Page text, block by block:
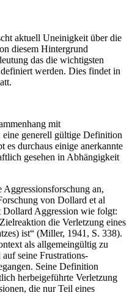
aktuell Uneinigkeit über die
diesem Hintergrund
das die wichtigsten
werden. Dies findet in
mit
generell gültige Definition
durchaus einige anerkannte
gesehen in Abhängigkeit
Aggressionsforschung an,
von Dollard et al
Aggression wie folgt:
die Verletzung eines
ist“ (Miller, 1941, S. 338).
als allgemeingültig zu
seine Frustrations-
Seine Definition
herbeigeführte Verletzung
die nur Teil eines